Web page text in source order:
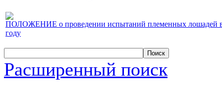
ПОЛОЖЕНИЕ о проведении испытаний племенных лошадей
году
Расширенный поиск